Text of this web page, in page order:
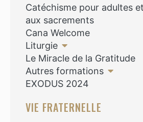
Catéchisme pour adultes
aux sacrements
Cana Welcome
Liturgie
Le Miracle de la Gratitude
Autres formations
EXODUS 2024
VIE FRATERNELLE